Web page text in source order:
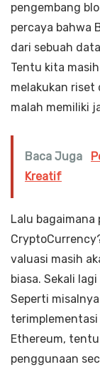
pengembang
percaya bahwa
dari sebuah
Tentu kita
melakukan riset
malah memiliki
Baca Juga
Kreatif
Lalu
valuasi masih
biasa. Sekali
Seperti
terimplementasi
Ethereum,
penggunaan